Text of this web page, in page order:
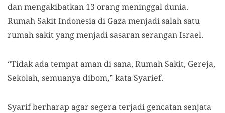
dan mengakibatkan 13 orang meninggal dunia.
Rumah Sakit Indonesia di Gaza menjadi salah satu
rumah sakit yang menjadi sasaran serangan Israel.
“Tidak ada tempat aman di sana, Rumah Sakit, Gereja,
Sekolah, semuanya dibom,” kata Syarief.
Syarif berharap agar segera terjadi gencatan senjata